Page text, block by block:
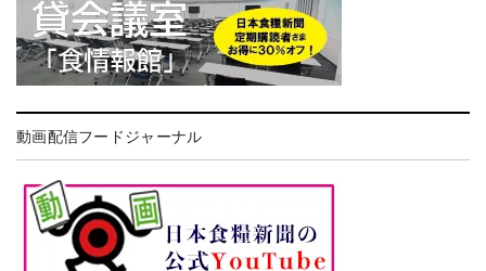
動画配信フードジャーナル